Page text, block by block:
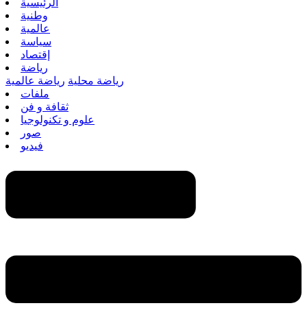
الرئيسية
وطنية
عالمية
سياسة
إقتصاد
رياضة
رياضة محلية رياضة عالمية
ملفات
ثقافة و فن
علوم و تكنولوجيا
صور
فيديو